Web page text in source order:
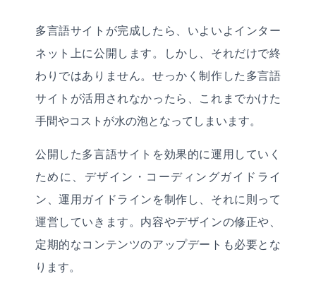
多言語サイトが完成したら、いよいよインター
ネット上に公開します。しかし、それだけで終
わりではありません。せっかく制作した多言語
サイトが活用されなかったら、これまでかけた
手間やコストが水の泡となってしまいます。
公開した多言語サイトを効果的に運用していく
ために、デザイン・コーディングガイドライ
ン、運用ガイドラインを制作し、それに則って
運営していきます。内容やデザインの修正や、
定期的なコンテンツのアップデートも必要とな
ります。